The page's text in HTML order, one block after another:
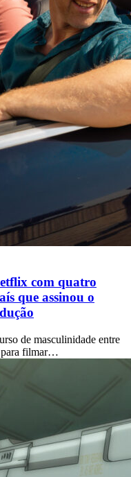
com quatro
que assinou o
de masculinidade entre
para filmar…